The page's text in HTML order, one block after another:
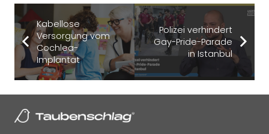
Kabellose
Versorgung vom
Cochlea-
Implantat
Polizei verhindert
Gay-Pride-Parade
in Istanbul